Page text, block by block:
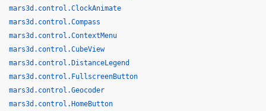
mars3d.control.ClockAnimate
mars3d.control.Compass
mars3d.control.ContextMenu
mars3d.control.CubeView
mars3d.control.DistanceLegend
mars3d.control.FullscreenButton
mars3d.control.Geocoder
mars3d.control.HomeButton